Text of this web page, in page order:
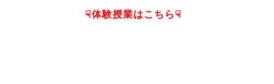
☟体験授業はこちら☟